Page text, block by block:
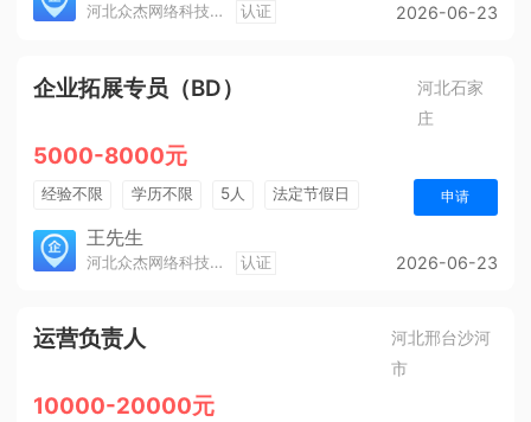
河北众杰网络科技有限公司
认证 2026-06-23
企业拓展专员（BD）
河北石家
庄
5000-8000元
经验不限 学历不限 5人
法定节假日
奖励计划
综合补贴
申请
王先生
河北众杰网络科技有限公司 认证 2026-06-23
运营负责人
河北邢台沙河
市
10000-20000元